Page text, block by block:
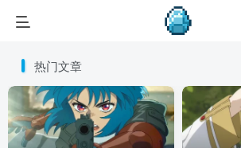
热门文章